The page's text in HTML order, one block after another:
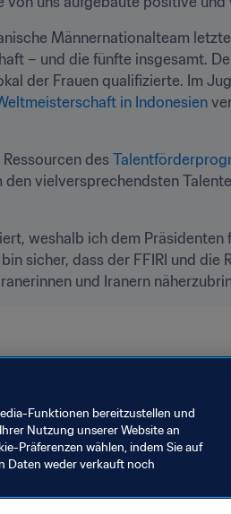
Männernationalteam
– und die fünfte insgesamt.
der Frauen qualifizierte. Im
in Indonesien
des
den vielversprechendsten
weshalb ich dem
sicher, dass der FFIRI und
und Iranern
Funktionen bereitzustellen und
Nutzung unserer Website an
Präferenzen wählen, indem Sie auf
Daten weder verkauft noch